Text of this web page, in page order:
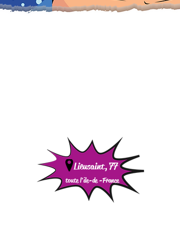
Lieusaint, 77
toute l'île-de -France